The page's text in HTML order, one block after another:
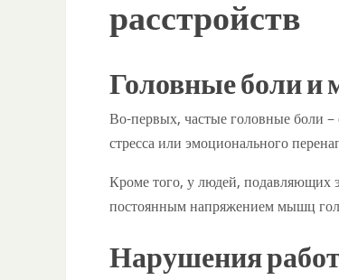
расстройств
Головные боли и
Во-первых, частые головные боли –
стресса или эмоционального
Кроме того, у людей, подавляющих
постоянным напряжением мышц
Нарушения